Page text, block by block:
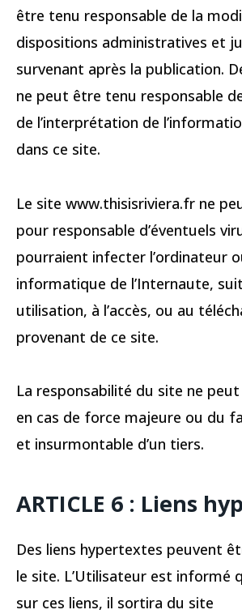
être tenu responsable de la
dispositions administratives et
survenant après la publication.
ne peut être tenu responsable
de l’interprétation de
dans ce site.
Le site www.thisisriviera.fr ne
pour responsable d’éventuels
pourraient infecter l’ordinateur
informatique de l’Internaute,
utilisation, à l’accès, ou au
provenant de ce site.
La responsabilité du site ne
en cas de force majeure ou du
et insurmontable d’un tiers.
ARTICLE 6 : Liens
Des liens hypertextes peuvent
le site. L’Utilisateur est informé
sur ces liens, il sortira du site